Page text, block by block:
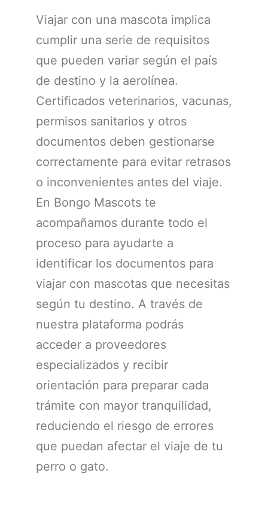
Viajar con una mascota implica
cumplir una serie de requisitos
que pueden variar según el país
de destino y la aerolínea.
Certificados veterinarios, vacunas,
permisos sanitarios y otros
documentos deben gestionarse
correctamente para evitar retrasos
o inconvenientes antes del viaje.
En Bongo Mascots te
acompañamos durante todo el
proceso para ayudarte a
identificar los documentos para
viajar con mascotas que necesitas
según tu destino. A través de
nuestra plataforma podrás
acceder a proveedores
especializados y recibir
orientación para preparar cada
trámite con mayor tranquilidad,
reduciendo el riesgo de errores
que puedan afectar el viaje de tu
perro o gato.